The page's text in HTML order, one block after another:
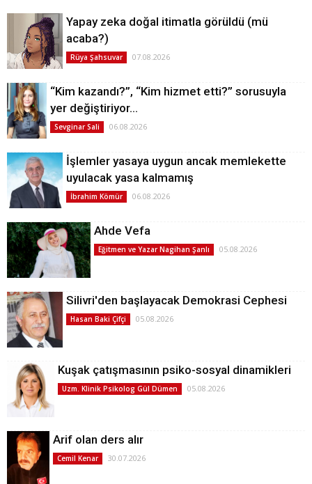
Yapay zeka doğal itimatla görüldü (mü
acaba?)
Rüya Şahsuvar 07.08.2026
“Kim kazandı?”, “Kim hizmet etti?” sorusuyla
yer değiştiriyor…
Sevginar Sali 06.08.2026
İşlemler yasaya uygun ancak memlekette
uyulacak yasa kalmamış
İbrahim Kömür 06.08.2026
Ahde Vefa
Eğitmen ve Yazar Nagihan Şanlı 05.08.2026
Silivri'den başlayacak Demokrasi Cephesi
Hasan Baki Çifçi 05.08.2026
Kuşak çatışmasının psiko-sosyal dinamikleri
Uzm. Klinik Psikolog Gül Dümen 05.08.2026
Arif olan ders alır
Cemil Kenar 30.07.2026